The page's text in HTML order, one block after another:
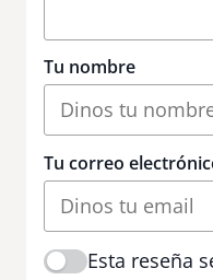
Tu nombre
Tu correo
Esta reseña